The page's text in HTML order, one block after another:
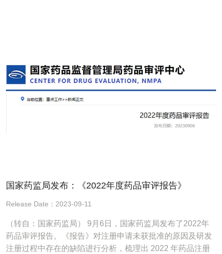
国家药监局发布：《2022年度药品审评报告》
Release Date：2023-09-11
（转自：国家药监局） 9月6日，国家药监局发布了2022年
药品审评报告。《报告》对注册申请未获批准的原因及研发
注册过程中存在的缺陷进行分析，梳理出 2022 年药品注册